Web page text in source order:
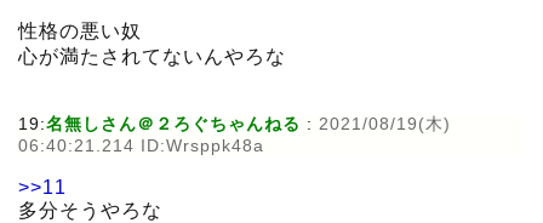
性格の悪い奴
心が満たされてないんやろな
19:名無しさん＠２ろぐちゃんねる : 2021/08/19(木)
06:40:21.214 ID:Wrsppk48a
>>11
多分そうやろな